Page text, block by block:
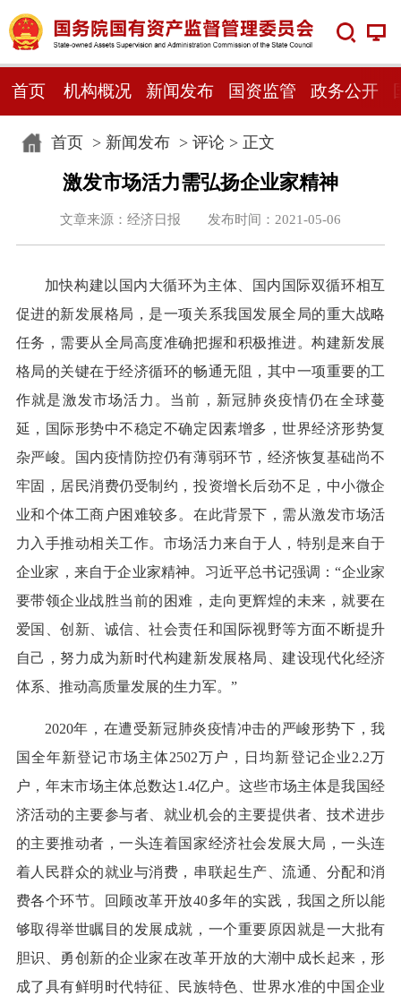
首页 机构概况 新闻发布 国资监管 政务公开
首页> 新闻发布> 评论 > 正文
激发市场活力需弘扬企业家精神
文章来源：经济日报 发布时间：2021-05-06
加快构建以国内大循环为主体、国内国际双循环相互
促进的新发展格局，是一项关系我国发展全局的重大战略
任务，需要从全局高度准确把握和积极推进。构建新发展
格局的关键在于经济循环的畅通无阻，其中一项重要的工
作就是激发市场活力。当前，新冠肺炎疫情仍在全球蔓
延，国际形势中不稳定不确定因素增多，世界经济形势复
杂严峻。国内疫情防控仍有薄弱环节，经济恢复基础尚不
牢固，居民消费仍受制约，投资增长后劲不足，中小微企
业和个体工商户困难较多。在此背景下，需从激发市场活
力入手推动相关工作。市场活力来自于人，特别是来自于
企业家，来自于企业家精神。习近平总书记强调：“企业家
要带领企业战胜当前的困难，走向更辉煌的未来，就要在
爱国、创新、诚信、社会责任和国际视野等方面不断提升
自己，努力成为新时代构建新发展格局、建设现代化经济
体系、推动高质量发展的生力军。”
2020年，在遭受新冠肺炎疫情冲击的严峻形势下，我
国全年新登记市场主体2502万户，日均新登记企业2.2万
户，年末市场主体总数达1.4亿户。这些市场主体是我国经
济活动的主要参与者、就业机会的主要提供者、技术进步
的主要推动者，一头连着国家经济社会发展大局，一头连
着人民群众的就业与消费，串联起生产、流通、分配和消
费各个环节。回顾改革开放40多年的实践，我国之所以能
够取得举世瞩目的发展成就，一个重要原因就是一大批有
胆识、勇创新的企业家在改革开放的大潮中成长起来，形
成了具有鲜明时代特征、民族特色、世界水准的中国企业